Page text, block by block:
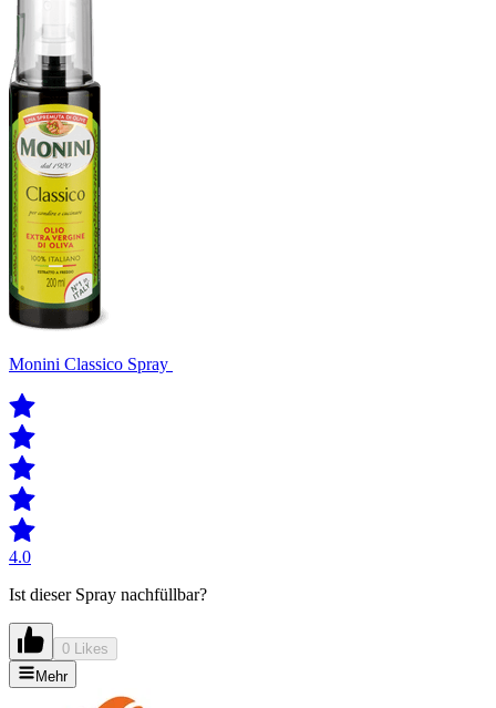
Monini Classico Spray
4.0
Ist dieser Spray nachfüllbar?
0 Likes
Mehr